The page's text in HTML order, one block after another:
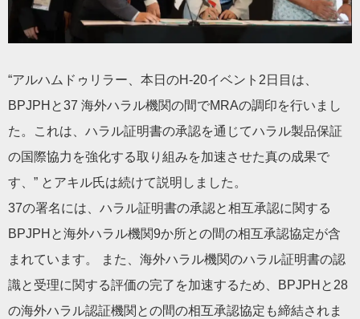
“アルハムドゥリラー、本日のH-20イベント2日目は、
BPJPHと37 海外ハラル機関の間でMRAの調印を行いまし
た。これは、ハラル証明書の承認を通じてハラル製品保証
の国際協力を強化する取り組みを加速させた真の成果で
す、” とアキル氏は続けて説明しました。
37の署名には、ハラル証明書の承認と相互承認に関する
BPJPHと海外ハラル機関9か所との間の相互承認協定が含
まれています。 また、海外ハラル機関のハラル証明書の認
識と受理に関する評価の完了を加速するため、BPJPHと28
の海外ハラル認証機関との間の相互承認協定も締結されま